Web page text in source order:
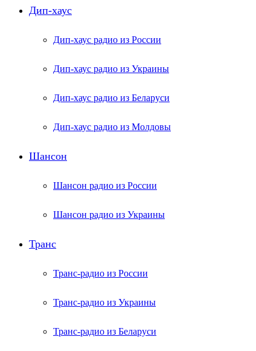
Дип-хаус
Дип-хаус радио из России
Дип-хаус радио из Украины
Дип-хаус радио из Беларуси
Дип-хаус радио из Молдовы
Шансон
Шансон радио из России
Шансон радио из Украины
Транс
Транс-радио из России
Транс-радио из Украины
Транс-радио из Беларуси